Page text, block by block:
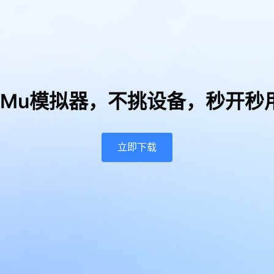
模拟器， 不挑设备，秒开秒
立即下载